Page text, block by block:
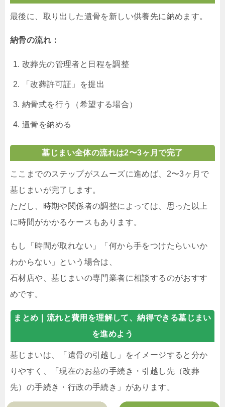
最後に、取り出した遺骨を新しい供養先に納めます。
納骨の流れ：
改葬先の管理者と日程を調整
「改葬許可証」を提出
納骨式を行う（希望する場合）
遺骨を納める
墓じまい全体の流れは2〜3ヶ月で完了
ここまでのステップがスムーズに進めば、2〜3ヶ月で
墓じまいが完了します。
ただし、時期や関係者の調整によっては、思った以上
に時間がかかるケースもあります。
もし「時間が取れない」「何から手をつけたらいいか
わからない」という場合は、
石材店や、墓じまいの専門業者に相談するのがおすす
めです。
まとめ｜ 流れと費用を理解して、納得できる墓じまい
を進めよう
墓じまいは、「遺骨の引越し」をイメージすると分か
りやすく、「現在のお墓の手続き・引越し先（改葬
先）の手続き・行政の手続き」があります。